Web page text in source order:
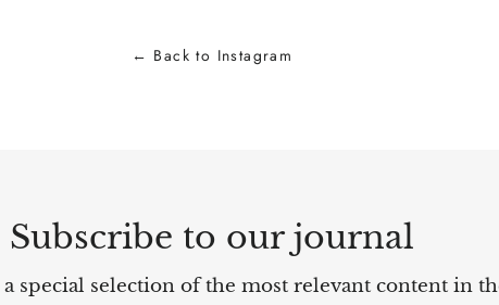
← Back to Instagram
Subscribe to our journal
special selection of the most relevant content in